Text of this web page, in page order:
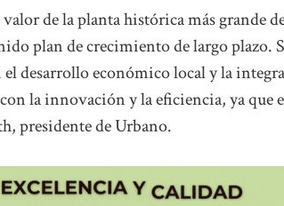
valor de la planta histórica más grande
plan de crecimiento de largo plazo.
desarrollo económico local y la
la innovación y la eficiencia, ya que
presidente de Urbano.